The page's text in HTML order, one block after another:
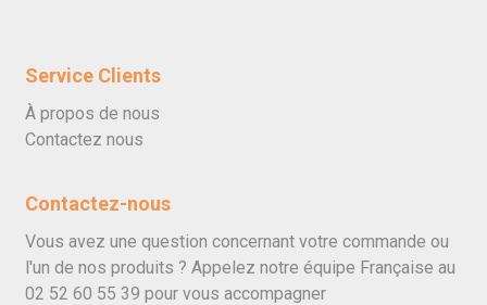
Service Clients
À propos de nous
Contactez nous
Contactez-nous
Vous avez une question concernant votre commande ou
l'un de nos produits ? Appelez notre équipe Française au
02 52 60 55 39 pour vous accompagner